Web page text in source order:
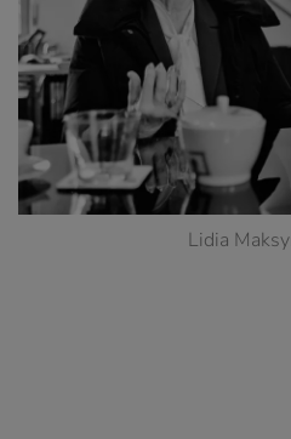
Lidia